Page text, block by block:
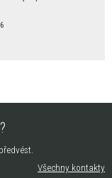
Všechny kontakty